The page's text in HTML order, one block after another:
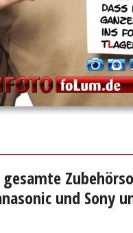
gesamte
und